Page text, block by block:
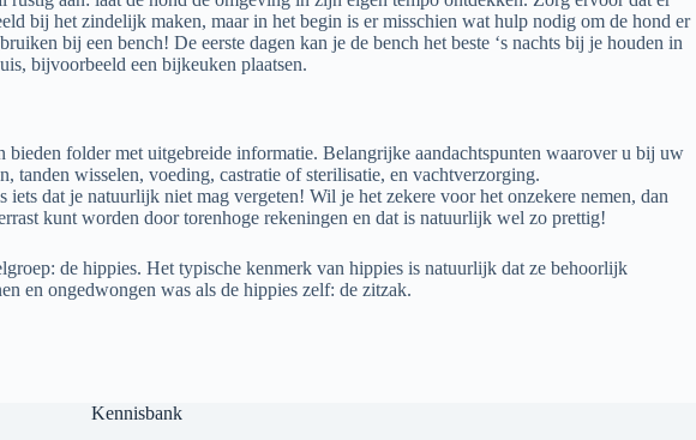
bij het zindelijk maken, maar in het begin is er misschien wat hulp nodig om de hond er
bij een bench! De eerste dagen kan je de bench het beste ‘s nachts bij je houden in
bijvoorbeeld een bijkeuken plaatsen.
folder met uitgebreide informatie. Belangrijke aandachtspunten waarover u bij uw
tanden wisselen, voeding, castratie of sterilisatie, en vachtverzorging.
dat je natuurlijk niet mag vergeten! Wil je het zekere voor het onzekere nemen, dan
kunt worden door torenhoge rekeningen en dat is natuurlijk wel zo prettig!
de hippies. Het typische kenmerk van hippies is natuurlijk dat ze behoorlijk
en ongedwongen was als de hippies zelf: de zitzak.
Kennisbank